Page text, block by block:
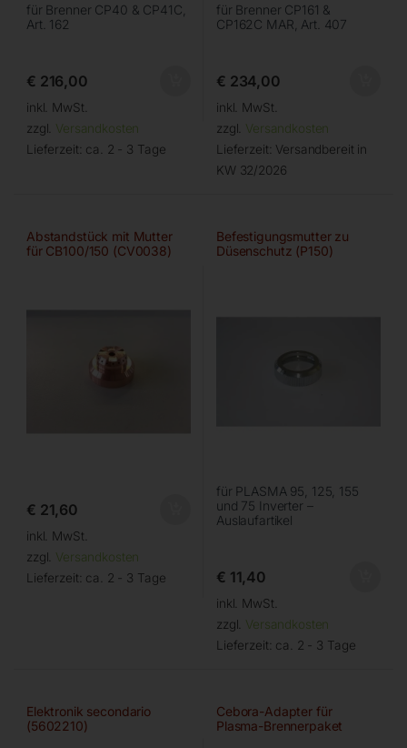
für Brenner CP40 & CP41C,
Art. 162
€ 216,00
inkl. MwSt.
zzgl. Versandkosten
Lieferzeit: ca. 2 - 3 Tage
für Brenner CP161 &
CP162C MAR, Art. 407
€ 234,00
inkl. MwSt.
zzgl. Versandkosten
Lieferzeit: Versandbereit in
KW 32/2026
Abstandstück mit Mutter
für CB100/150 (CV0038)
€ 21,60
inkl. MwSt.
zzgl. Versandkosten
Lieferzeit: ca. 2 - 3 Tage
Befestigungsmutter zu
Düsenschutz (P150)
für PLASMA 95, 125, 155
und 75 Inverter –
Auslaufartikel
€ 11,40
inkl. MwSt.
zzgl. Versandkosten
Lieferzeit: ca. 2 - 3 Tage
Elektronik secondario
(5602210)
Cebora-Adapter für
Plasma-Brennerpaket